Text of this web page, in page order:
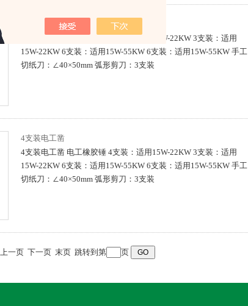
6支装电工凿
6支装电工凿 电工橡胶锤 4支装：适用15W-22KW 3支装：适用
15W-22KW 6支装：适用15W-55KW 6支装：适用15W-55KW 手工
切纸刀：∠40×50mm 弧形剪刀：3支装
4支装电工凿
4支装电工凿 电工橡胶锤 4支装：适用15W-22KW 3支装：适用
15W-22KW 6支装：适用15W-55KW 6支装：适用15W-55KW 手工
切纸刀：∠40×50mm 弧形剪刀：3支装
一页 下一页 末页 跳转到第 页